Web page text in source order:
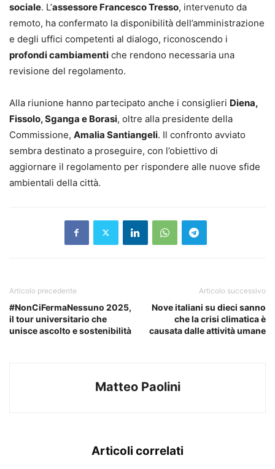
sociale. L’assessore Francesco Tresso, intervenuto da
remoto, ha confermato la disponibilità dell’amministrazione
e degli uffici competenti al dialogo, riconoscendo i
profondi cambiamenti che rendono necessaria una
revisione del regolamento.
Alla riunione hanno partecipato anche i consiglieri Diena,
Fissolo, Sganga e Borasi, oltre alla presidente della
Commissione, Amalia Santiangeli. Il confronto avviato
sembra destinato a proseguire, con l’obiettivo di
aggiornare il regolamento per rispondere alle nuove sfide
ambientali della città.
Articolo precedente
#NonCiFermaNessuno 2025,
il tour universitario che
unisce ascolto e sostenibilità
Articolo successivo
Nove italiani su dieci sanno
che la crisi climatica è
causata dalle attività umane
Matteo Paolini
Articoli correlati